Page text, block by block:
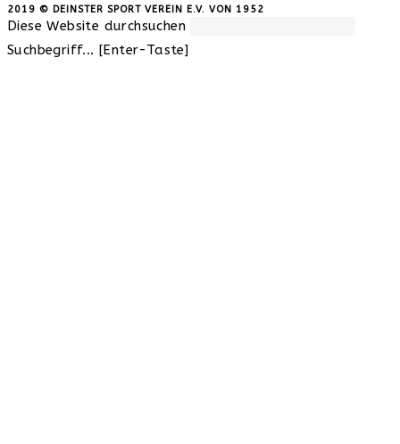
2019 © DEINSTER SPORT VEREIN E.V. VON 1952
Diese Website durchsuchen
Suchbegriff... [Enter-Taste]